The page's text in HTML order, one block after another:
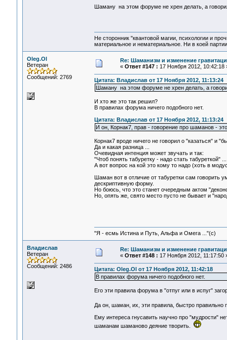
Шаману на этом форуме не хрен делать, а
Не сторонник "квантовой магии, психологии и
материальное и нематериальное. Ни в коей
Oleg.Ol
Ветеран
Сообщений: 2769
Re: Шаманизм и изменение
« Ответ #147 : 17 Ноября 2012, 10:42:18
Цитата: Владислав от 17 Ноября 2012, 11:13:24
Шаману на этом форуме не хрен делать, а
И хто же это так решил?
В правилах форума ничего подобного нет.
Цитата: Владислав от 17 Ноября 2012, 11:13:24
И он, Корнак7, прав - говорение про шаманов -
Корнак7 вроде ничего не говорил о "казаться" и
Да и какая разница ...
Очевидная интенция может звучать и так:
"Чтоб понять табуретку - надо стать табуреткой" ...
А вот вопрос на кой это кому то надо (хоть в
Шаман вот в отличие от табуретки сам говорить
дескриптивную форму.
Но боюсь, что это станет очередным актом
Но, опять же, свято место пусто не бывает и
"Я - есмь Истина и Путь, Альфа и Омега ..."(с)
Владислав
Ветеран
Сообщений: 2486
Re: Шаманизм и изменение
« Ответ #148 : 17 Ноября 2012, 11:17:50
Цитата: Oleg.Ol от 17 Ноября 2012, 11:42:18
В правилах форума ничего подобного нет.
Его эти правила форума в "отпуг или в испуг"
Да он, шаман, их, эти правила, быстро
Ему интереса гнусавить научно про "мудрости"
шаманам шаманово деяние творить.